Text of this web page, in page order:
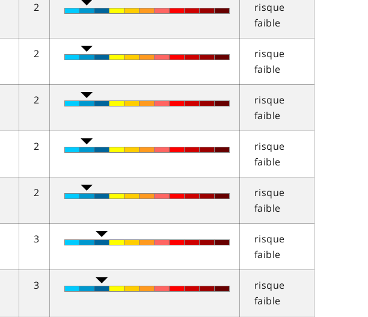
2
risque
faible
2
risque
faible
2
risque
faible
2
risque
faible
2
risque
faible
3
risque
faible
3
risque
faible